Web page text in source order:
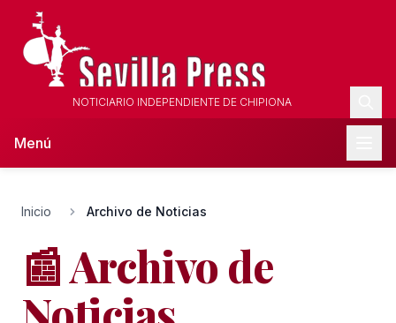
NOTICIARIO INDEPENDIENTE DE CHIPIONA
Menú
Inicio Archivo de Noticias
📰 Archivo de